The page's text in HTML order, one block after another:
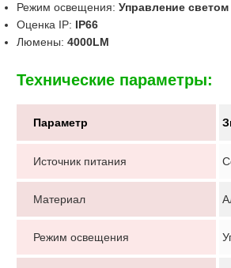
Режим освещения: Управление
Оценка IP: IP66
Люмены: 4000LM
Технические параметры:
Параметр
Источник питания
Материал
Режим освещения